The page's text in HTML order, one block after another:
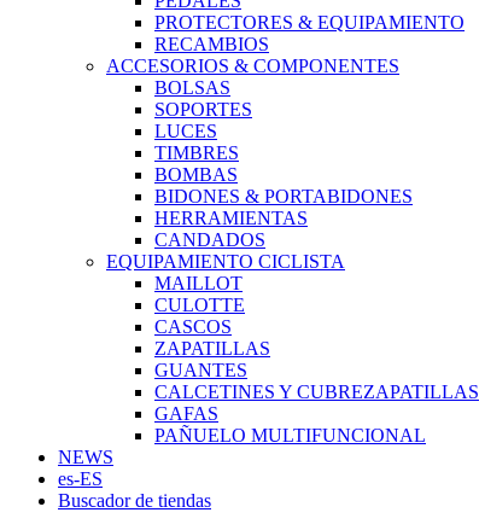
PROTECTORES & EQUIPAMIENTO
RECAMBIOS
ACCESORIOS & COMPONENTES
BOLSAS
SOPORTES
LUCES
TIMBRES
BOMBAS
BIDONES & PORTABIDONES
HERRAMIENTAS
CANDADOS
EQUIPAMIENTO CICLISTA
MAILLOT
CULOTTE
CASCOS
ZAPATILLAS
GUANTES
CALCETINES Y CUBREZAPATILLAS
GAFAS
PAÑUELO MULTIFUNCIONAL
NEWS
es-ES
Buscador de tiendas